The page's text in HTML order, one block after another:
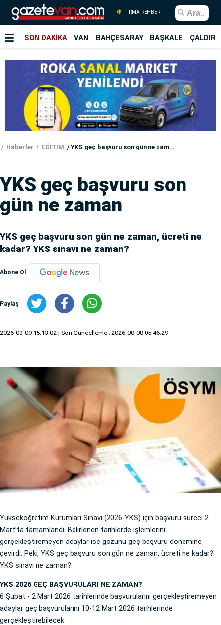
FİRMA REHBERİ
SON DAKİKA VAN BAHÇESARAY BAŞKALE
Haberler EĞİTİM YKS geç başvuru son gün ne zaman
YKS geç başvuru son
gün ne zaman
YKS geç başvuru son gün ne zaman, ücreti ne
kadar? YKS sınavı ne zaman?
Abone Ol
Paylaş
2026-03-09 15:13:02 | Son Güncelleme : 2026-08-08 05:46:29
Yükseköğretim Kurumları Sınavı (2026-YKS) için başvuru süreci 2
Mart’ta tamamlandı. Belirlenen tarihlerde işlemlerini
gerçekleştiremeyen adaylar ise gözünü geç başvuru dönemine
çevirdi. Peki, YKS geç başvuru son gün ne zaman, ücreti ne kadar?
YKS sınavı ne zaman?
YKS 2026 GEÇ BAŞVURULARI NE ZAMAN?
6 Şubat - 2 Mart 2026 tarihlerinde başvurularını gerçekleştiremeyen
adaylar geç başvurularını 10-12 Mart 2026 tarihlerinde
gerçekleştirebilecek.